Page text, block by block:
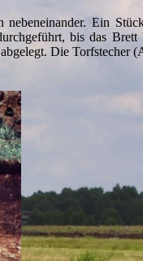
Ein
bis das Brett
Die Torfstecher